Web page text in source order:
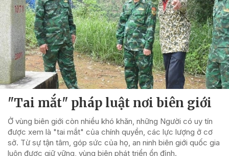
"Tai mắt" pháp luật nơi biên giới
Ở vùng biên giới còn nhiều khó khăn, những Người có uy tín
được xem là "tai mắt" của chính quyền, các lực lượng ở cơ
sở. Từ sự tận tâm, góp sức của họ, an ninh biên giới quốc gia
luôn được giữ vững, vùng biên phát triển ổn định.